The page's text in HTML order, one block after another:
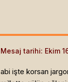
Mesaj tarihi: Ekim
abi işte korsan